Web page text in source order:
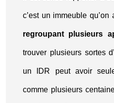
c’est un immeuble
regroupant plusieurs
trouver plusieurs sortes
un IDR peut avoir
comme plusieurs